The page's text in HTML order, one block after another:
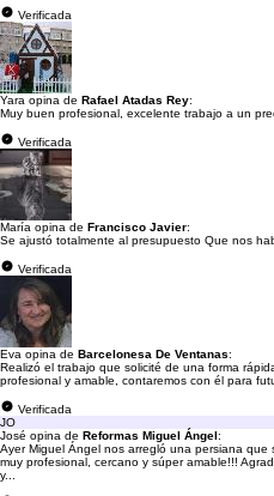
Verificada
Yara opina de Rafael Atadas Rey:
Muy buen profesional, excelente trabajo a un
Verificada
María opina de Francisco Javier:
Se ajustó totalmente al presupuesto Que nos
Verificada
Eva opina de Barcelonesa De Ventanas:
Realizó el trabajo que solicité de una forma
profesional y amable, contaremos con él para
Verificada
JO
José opina de Reformas Miguel Ángel:
Ayer Miguel Ángel nos arregló una persiana
muy profesional, cercano y súper amable!!!
y...